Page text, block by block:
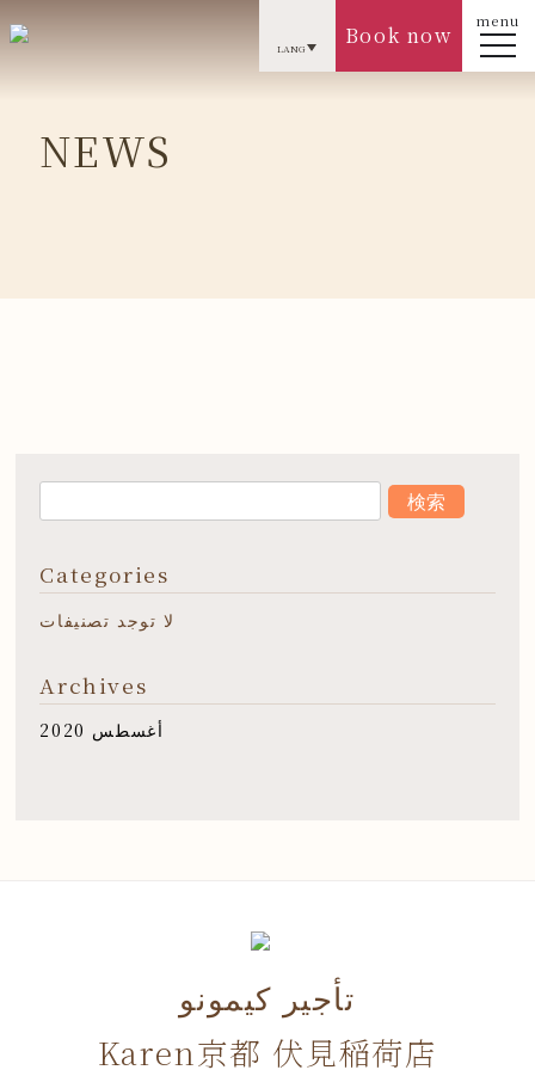
menu
Book now
LANG
NEWS
Categories
لا توجد تصنيفات
Archives
أغسطس 2020
تأجير كيمونو
Karen京都 伏見稲荷店